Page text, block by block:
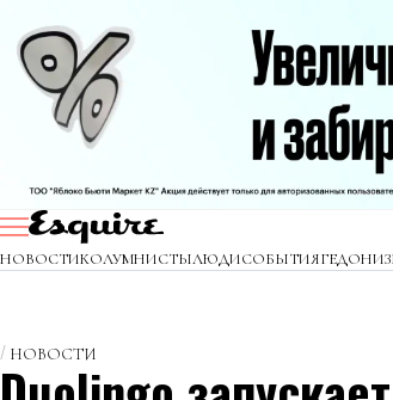
НОВОСТИКОЛУМНИСТЫЛЮДИСОБЫТИЯ
НОВОСТИ